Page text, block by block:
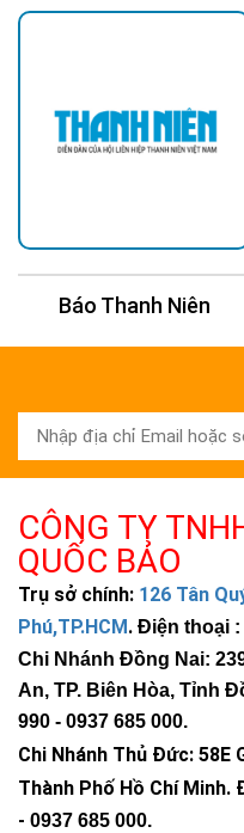
nào từ 100V đến
nơi điện áp lưới thường
ở khu vực nông thôn
Báo Kinh Tế Châu Á
CÔNG TY
QUỐC BẢO
Trụ sở chính: 126 Tân
Phú,TP.HCM. Điện thoại :
Chi Nhánh Đồng Nai:
An, TP. Biên Hòa, Tỉnh
990 - 0937 685 000.
Chi Nhánh Thủ Đức: 58E
Thành Phố Hồ Chí Minh.
- 0937 685 000.